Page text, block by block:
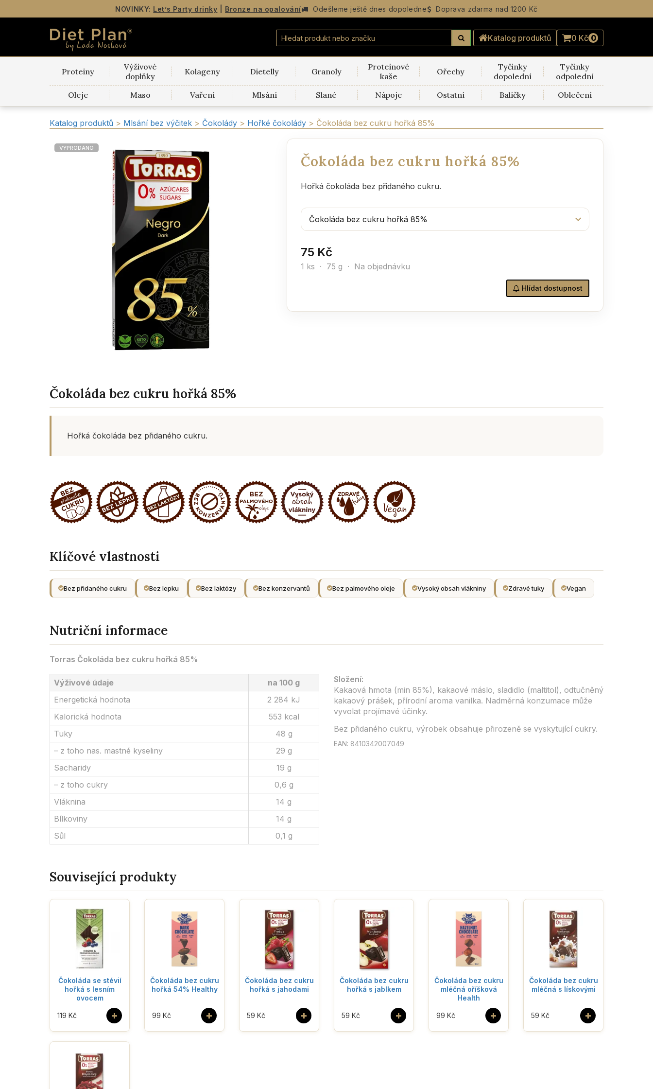
NOVINKY: Let’s Party drinky Bronze na opalování Odešlemeještě dnes dopoledne Doprava zdarma nad 1200 Kč
Katalog produktů 0 Kč 0
Proteiny
Výživové
doplňky
Kolageny Dietelly Granoly
Proteinové
kaše
Ořechy
Tyčinky
dopolední
Tyčinky
odpolední
Oleje
Maso Vaření Mlsání Slané Nápoje Ostatní Balíčky Oblečení
Katalog produktů > Mlsání bez výčitek > Čokolády > Hořké čokolády > Čokoláda bez cukru hořká 85%
VYPRODÁNO
Čokoláda bez cukru hořká 85%
Hořká čokoláda bez přidaného cukru.
75 Kč
1 ks · 75 g · Na objednávku
Hlídat dostupnost
Čokoláda bez cukru hořká 85%
Hořká čokoláda bez přidaného cukru.
Klíčové vlastnosti
Bez přidaného cukru Bez lepku Bez laktózy Bez konzervantů Bez palmového oleje Vysoký obsah vlákniny Zdravé tuky Vegan
Nutriční informace
Torras Čokoláda bez cukru hořká 85%
Výživové údaje
na 100 g
Energetická hodnota
2 284 kJ
Kalorická hodnota
553 kcal
Tuky
48 g
– z toho nas. mastné kyseliny
29 g
Sacharidy
19 g
– z toho cukry
0,6 g
Vláknina
14 g
Bílkoviny
14 g
Sůl
0,1 g
Složení:
Kakaová hmota (min 85%), kakaové máslo, sladidlo (maltitol), odtučněný
kakaový prášek, přírodní aroma vanilka. Nadměrná konzumace může
vyvolat projímavé účinky.
Bez přidaného cukru, výrobek obsahuje přirozeně se vyskytující cukry.
EAN: 8410342007049
Související produkty
Čokoláda se stévií
hořká s lesním
ovocem
+
119 Kč
Čokoláda bez cukru
hořká 54% Healthy
+
99 Kč
Čokoláda bez cukru
hořká s jahodami
+
59 Kč
Čokoláda bez cukru
hořká s jablkem
+
59 Kč
Čokoláda bez cukru
mléčná oříšková
Health
+
99 Kč
Čokoláda bez cukru
mléčná s lískovými
+
59 Kč